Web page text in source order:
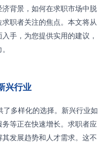
背景，如何在求职市场中脱
职者关注的焦点。本文将从
手，为您提供实用的建议，
兴行业
多样化的选择。新兴行业如
等正在快速增长。求职者应
发展趋势和人才需求。这不